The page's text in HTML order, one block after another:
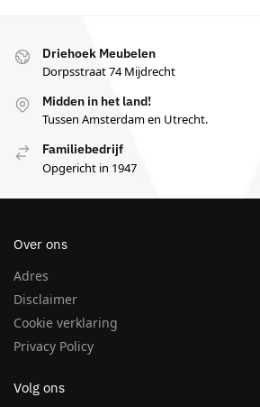
Driehoek Meubelen
Dorpsstraat 74 Mijdrecht
Midden in het land!
Tussen Amsterdam en Utrecht.
Familiebedrijf
Opgericht in 1947
Over ons
Adres
Disclaimer
Cookie verklaring
Privacy Policy
Volg ons